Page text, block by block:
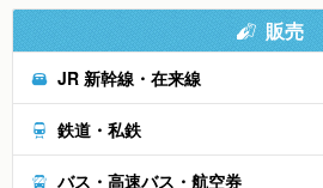
販売
JR 新幹線・在来線
鉄道・私鉄
バス・高速バス・航空券